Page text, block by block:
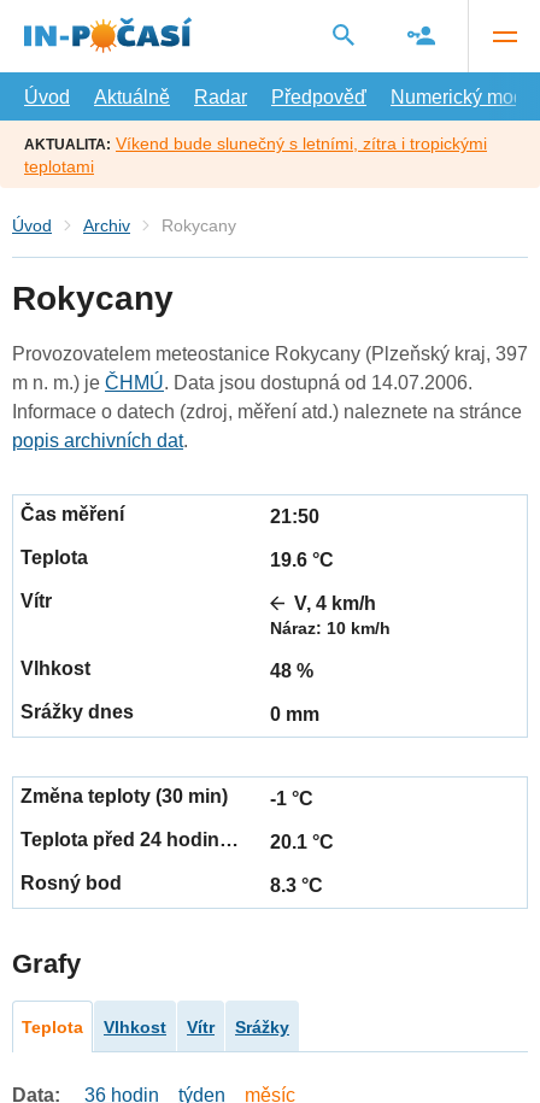
hlavní
Úvod
Aktuálně Radar Předpověď Numerický model
AKTUALITA: Víkend bude slunečný s letními, zítra i tropickými
teplotami
Úvod Archiv Rokycany
Rokycany
Provozovatelem meteostanice Rokycany (Plzeňský kraj, 397
m n. m.) je ČHMÚ. Data jsou dostupná od 14.07.2006.
Informace o datech (zdroj, měření atd.) naleznete na stránce
popis archivních dat.
21:50
19.6 °C
V, 4 km/h
Náraz: 10 km/h
48 %
0 mm
-1 °C
20.1 °C
8.3 °C
Grafy
Teplota Vlhkost Vítr Srážky
Data: 36 hodin týden měsíc